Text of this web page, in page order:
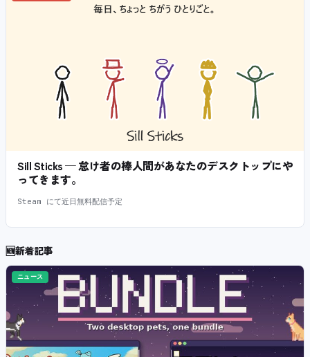
Sill Sticks — 怠け者の棒人間があなたのデスクトップにや
ってきます。
Steam にて近日無料配信予定
🆕新着記事
ニュース